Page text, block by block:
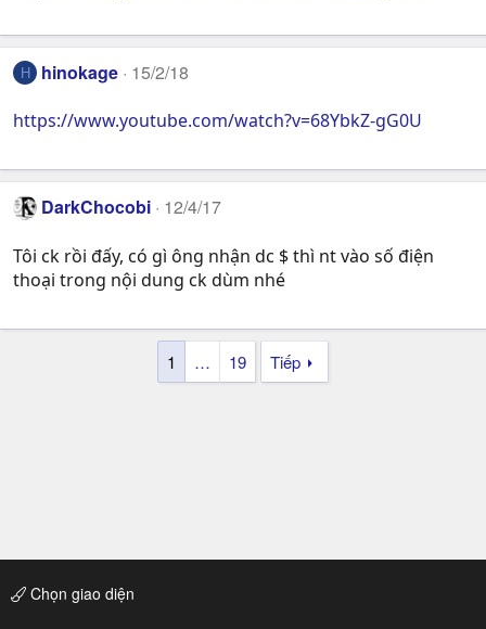
H hinokage 15/2/18
https://www.youtube.com/watch?v=68YbkZ-gG0U
DarkChocobi 12/4/17
Tôi ck rồi đấy, có gì ông nhận dc $ thì nt vào số điện
thoại trong nội dung ck dùm nhé
1 … 19 Tiếp
Chọn giao diện